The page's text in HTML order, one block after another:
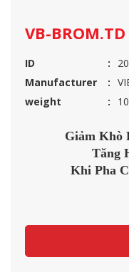
VB-BROM.TD
ID
Manufacturer
weight
Giảm Khò
Tăng
Khi Pha